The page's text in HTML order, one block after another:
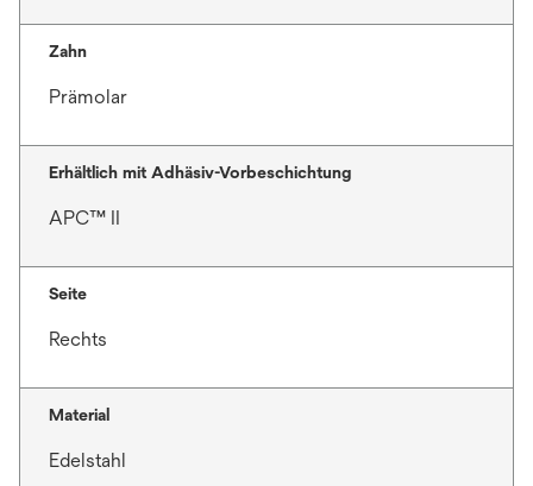
Zahn
Prämolar
Erhältlich mit Adhäsiv-Vorbeschichtung
APC™ II
Seite
Rechts
Material
Edelstahl